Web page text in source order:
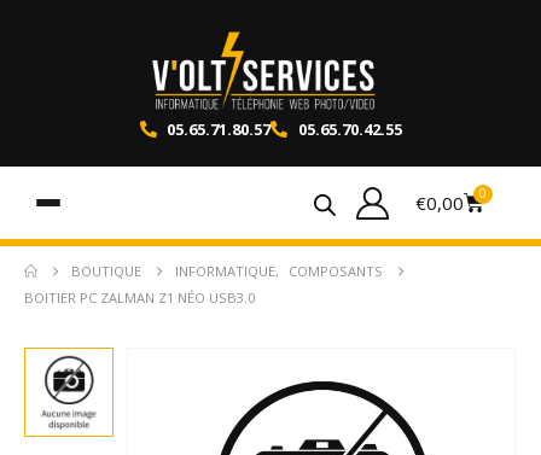
05.65.71.80.57 05.65.70.42.55
€0,00 0
BOUTIQUE INFORMATIQUE,
COMPOSANTS
BOITIER PC ZALMAN Z1 NÉO USB3.0